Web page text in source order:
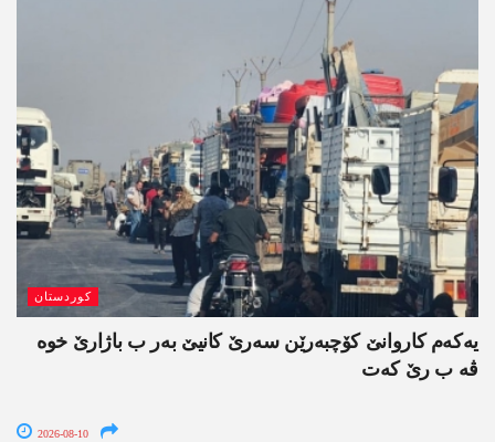
کوردستان
یەکەم کاروانێ کۆچبەرێن سەرێ کانیێ بەر ب باژارێ خوە
ڤە ب رێ کەت
2026-08-10